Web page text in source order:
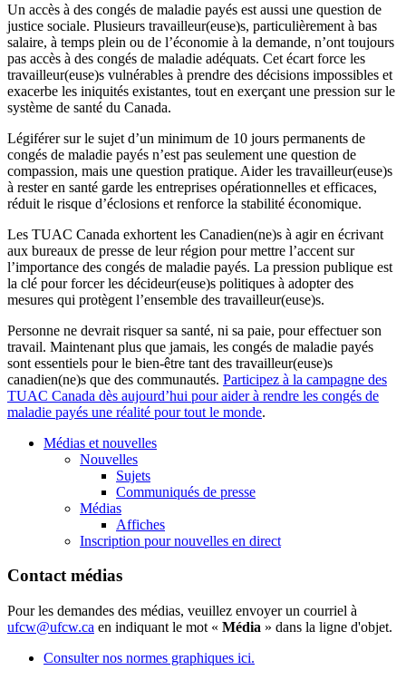
Un accès à des congés de maladie payés est aussi une question de
justice sociale. Plusieurs travailleur(euse)s, particulièrement à bas
salaire, à temps plein ou de l’économie à la demande, n’ont toujours
pas accès à des congés de maladie adéquats. Cet écart force les
travailleur(euse)s vulnérables à prendre des décisions impossibles et
exacerbe les iniquités existantes, tout en exerçant une pression sur le
système de santé du Canada.
Légiférer sur le sujet d’un minimum de 10 jours permanents de
congés de maladie payés n’est pas seulement une question de
compassion, mais une question pratique. Aider les travailleur(euse)s
à rester en santé garde les entreprises opérationnelles et efficaces,
réduit le risque d’éclosions et renforce la stabilité économique.
Les TUAC Canada exhortent les Canadien(ne)s à agir en écrivant
aux bureaux de presse de leur région pour mettre l’accent sur
l’importance des congés de maladie payés. La pression publique est
la clé pour forcer les décideur(euse)s politiques à adopter des
mesures qui protègent l’ensemble des travailleur(euse)s.
Personne ne devrait risquer sa santé, ni sa paie, pour effectuer son
travail. Maintenant plus que jamais, les congés de maladie payés
sont essentiels pour le bien-être tant des travailleur(euse)s
canadien(ne)s que des communautés. Participez à la campagne des
TUAC Canada dès aujourd’hui pour aider à rendre les congés de
maladie payés une réalité pour tout le monde.
Médias et nouvelles
Nouvelles
Sujets
Communiqués de presse
Médias
Affiches
Inscription pour nouvelles en direct
Contact médias
Pour les demandes des médias, veuillez envoyer un courriel à
ufcw@ufcw.ca en indiquant le mot « Média » dans la ligne d'objet.
Consulter nos normes graphiques ici.